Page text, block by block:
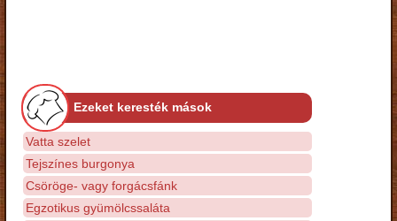
Ezeket keresték mások
Vatta szelet
Tejszínes burgonya
Csöröge- vagy forgácsfánk
Egzotikus gyümölcssaláta